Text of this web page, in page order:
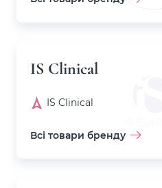
IS Clinical
IS Clinical
Всі товари бренду